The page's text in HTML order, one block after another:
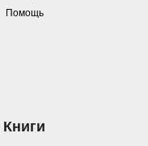
Помощь
Книги